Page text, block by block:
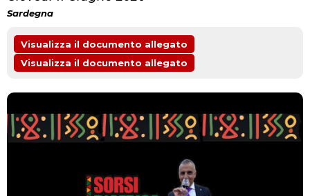
Sardegna
Visualizza il documento allegato
Visualizza il documento allegato